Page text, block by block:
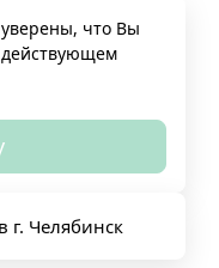
что Вы
действующем
г. Челябинск